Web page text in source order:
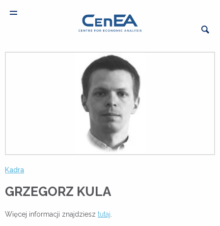
Kadra
GRZEGORZ KULA
Więcej informacji znajdziesz tutaj